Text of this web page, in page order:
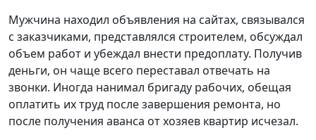
Мужчина находил объявления на сайтах, связывался
с заказчиками, представлялся строителем, обсуждал
объем работ и убеждал внести предоплату. Получив
деньги, он чаще всего переставал отвечать на
звонки. Иногда нанимал бригаду рабочих, обещая
оплатить их труд после завершения ремонта, но
после получения аванса от хозяев квартир исчезал.